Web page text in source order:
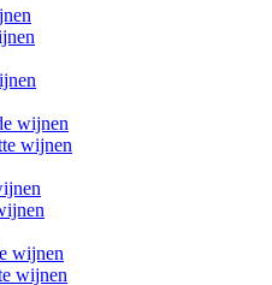
wijnen
wijnen
wijnen
wijnen